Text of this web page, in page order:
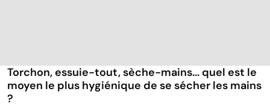
Torchon, essuie-tout, sèche-mains... quel est le
moyen le plus hygiénique de se sécher les mains
?